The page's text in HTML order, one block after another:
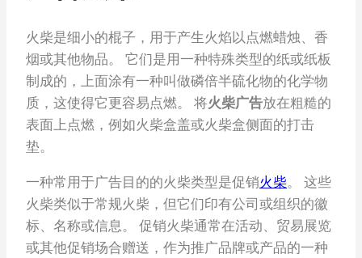
火柴是细小的棍子，用于产生火焰以点燃蜡烛、香
烟或其他物品。 它们是用一种特殊类型的纸或纸板
制成的，上面涂有一种叫做磷倍半硫化物的化学物
质，这使得它更容易点燃。 将火柴广告放在粗糙的
表面上点燃，例如火柴盒盖或火柴盒侧面的打击
垫。
一种常用于广告目的的火柴类型是促销火柴。 这些
火柴类似于常规火柴，但它们印有公司或组织的徽
标、名称或信息。 促销火柴通常在活动、贸易展览
或其他促销场合赠送，作为推广品牌或产品的一种